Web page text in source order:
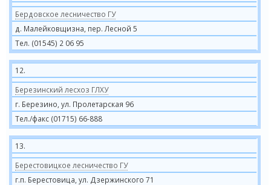
Бердовское лесничество ГУ
д. Малейковщизна, пер. Лесной 5
Тел. (01545) 2 06 95
12.
Березинский лесхоз ГЛХУ
г. Березино, ул. Пролетарская 96
Тел./факс (01715) 66-888
13.
Берестовицкое лесничество ГУ
г.п. Берестовица, ул. Дзержинского 71